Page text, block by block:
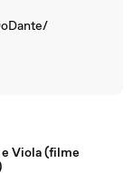
Viola (filme